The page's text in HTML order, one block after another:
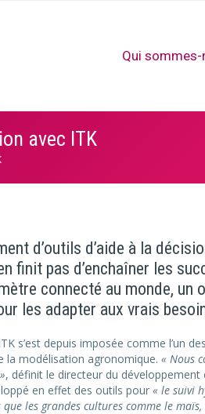
Qui sommes-
avec ITK
d’outils d’aide à la
finit pas d’enchaîner les
connecté au monde, un
les adapter aux vrais
s’est depuis imposée comme l’un
la modélisation agronomique. « Nous
, définit le directeur du développement
en effet des outils pour « le suivi
les grandes cultures comme le